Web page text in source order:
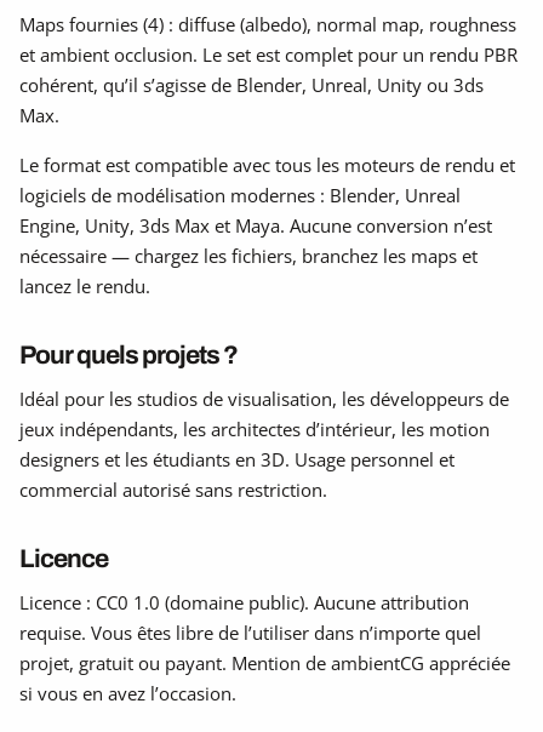
Maps fournies (4) : diffuse (albedo), normal map, roughness
et ambient occlusion. Le set est complet pour un rendu PBR
cohérent, qu’il s’agisse de Blender, Unreal, Unity ou 3ds
Max.
Le format est compatible avec tous les moteurs de rendu et
logiciels de modélisation modernes : Blender, Unreal
Engine, Unity, 3ds Max et Maya. Aucune conversion n’est
nécessaire — chargez les fichiers, branchez les maps et
lancez le rendu.
Pour quels projets ?
Idéal pour les studios de visualisation, les développeurs de
jeux indépendants, les architectes d’intérieur, les motion
designers et les étudiants en 3D. Usage personnel et
commercial autorisé sans restriction.
Licence
Licence : CC0 1.0 (domaine public). Aucune attribution
requise. Vous êtes libre de l’utiliser dans n’importe quel
projet, gratuit ou payant. Mention de ambientCG appréciée
si vous en avez l’occasion.